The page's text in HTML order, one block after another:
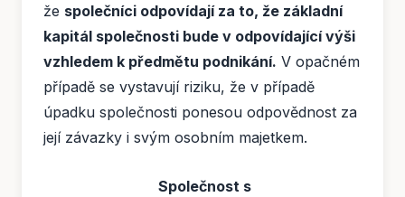
že společníci odpovídají za to, že základní
kapitál společnosti bude v odpovídající výši
vzhledem k předmětu podnikání. V opačném
případě se vystavují riziku, že v případě
úpadku společnosti ponesou odpovědnost za
její závazky i svým osobním majetkem.
Společnost s